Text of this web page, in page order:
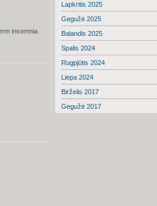
Lapkritis 2025
Gegužė 2025
Balandis 2025
Spalis 2024
Rugpjūtis 2024
Liepa 2024
Birželis 2017
Gegužė 2017
insomnia.